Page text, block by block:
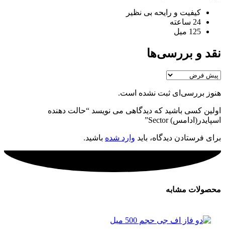
کیفیت و رایحه بی نظیر
24 ساعته
125 میل
نقد و بررسی‌ها
هنوز بررسی‌ای ثبت نشده است.
اولین کسی باشید که دیدگاهی می نویسد “حالت دهنده
اسپایدر(ادامس) Sector”
برای فرستادن دیدگاه، باید وارد شده باشید.
محصولات مشابه